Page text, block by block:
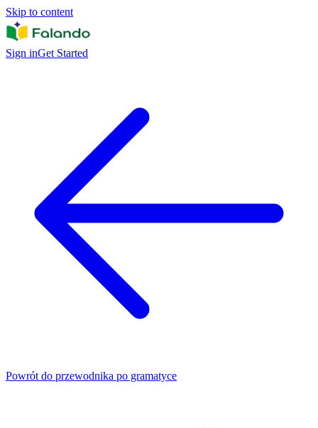
Skip to content
Sign inGet Started
Powrót do przewodnika po gramatyce